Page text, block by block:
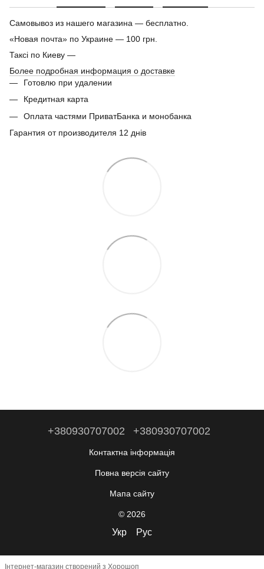
Самовывоз из нашего магазина — бесплатно.
«Новая почта» по Украине — 100 грн.
Таксі по Киеву —
Более подробная информация о доставке
Готовлю при удалении
Кредитная карта
Оплата частями ПриватБанка и монобанка
Гарантия от производителя 12 днів
+380930707002 +380930707002
Контактна інформація
Повна версія сайту
Мапа сайту
© 2026
Укр Рус
Інтернет-магазин створений з Хорошоп